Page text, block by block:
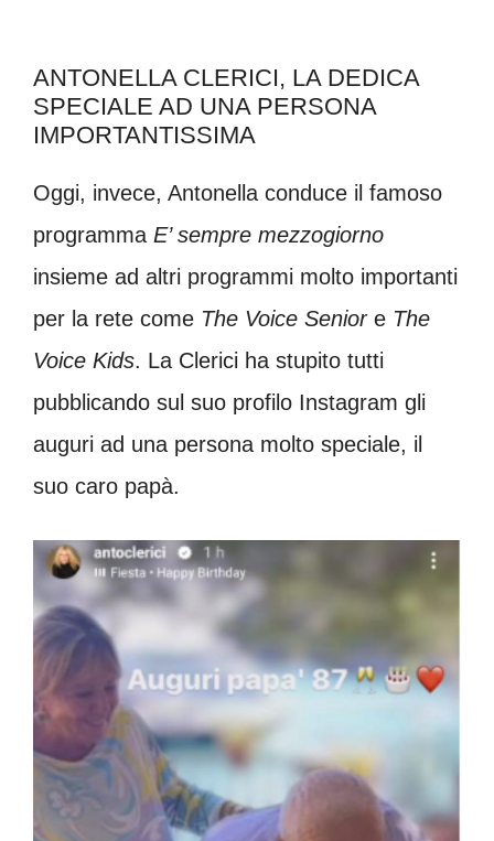
ANTONELLA CLERICI, LA DEDICA
SPECIALE AD UNA PERSONA
IMPORTANTISSIMA
Oggi, invece, Antonella conduce il famoso
programma E’ sempre mezzogiorno
insieme ad altri programmi molto importanti
per la rete come The Voice Seniore The
Voice Kids. La Clerici ha stupito tutti
pubblicando sul suo profilo Instagram gli
auguri ad una persona molto speciale, il
suo caro papà.